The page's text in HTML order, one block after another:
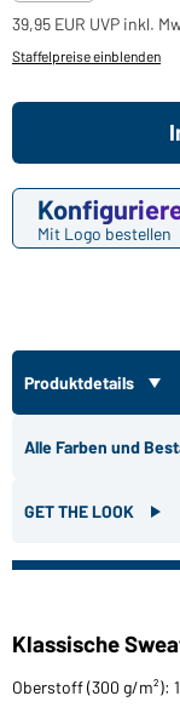
39,95 EUR UVP inkl.
Staffelpreise einblenden
Mit Logo bestellen
Produktdetails
Alle Farben und
GET THE LOOK
Klassische
Oberstoff (300 g/m²):